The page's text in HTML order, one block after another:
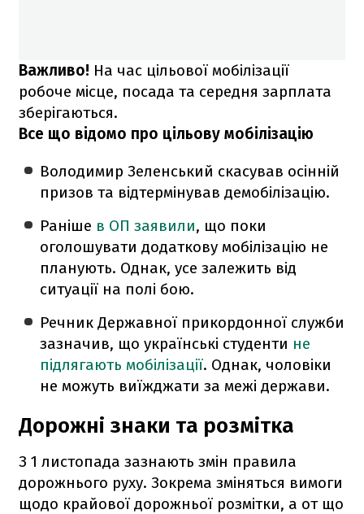
Важливо! На час цільової мобілізації
робоче місце, посада та середня зарплата
зберігаються.
Все що відомо про цільову мобілізацію
Володимир Зеленський скасував осінній
призов та відтермінував демобілізацію.
Раніше в ОП заявили, що поки
оголошувати додаткову мобілізацію не
планують. Однак, усе залежить від
ситуації на полі бою.
Речник Державної прикордонної служби
зазначив, що українські студенти не
підлягають мобілізації. Однак, чоловіки
не можуть виїжджати за межі держави.
Дорожні знаки та розмітка
З 1 листопада зазнають змін правила
дорожнього руху. Зокрема зміняться вимоги
щодо крайової дорожньої розмітки, а от що